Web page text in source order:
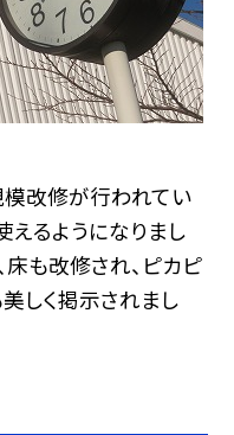
改修が行われてい
えるようになりまし
床も改修され、ピカピ
しく掲示されまし